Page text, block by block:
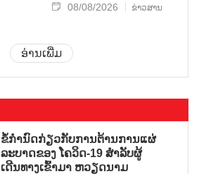
08/08/2026 ຂ່າວສານ
ອ່ານເພີ່ມ
ຂໍ້ກຳນົດກ່ຽວກັບການຕ້ານການແຜ່
ລະບາດຂອງ ໂຄວິດ-19 ສຳລັບຜູ້
ເດີນທາງເຂົ້າມາ ຫວຽດນາມ